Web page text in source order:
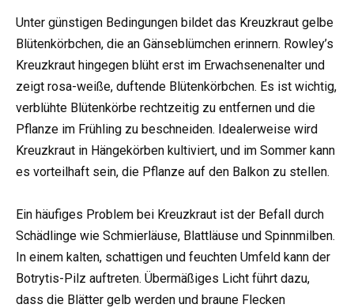
Unter günstigen Bedingungen bildet das Kreuzkraut gelbe
Blütenkörbchen, die an Gänseblümchen erinnern. Rowley’s
Kreuzkraut hingegen blüht erst im Erwachsenenalter und
zeigt rosa-weiße, duftende Blütenkörbchen. Es ist wichtig,
verblühte Blütenkörbe rechtzeitig zu entfernen und die
Pflanze im Frühling zu beschneiden. Idealerweise wird
Kreuzkraut in Hängekörben kultiviert, und im Sommer kann
es vorteilhaft sein, die Pflanze auf den Balkon zu stellen.
Ein häufiges Problem bei Kreuzkraut ist der Befall durch
Schädlinge wie Schmierläuse, Blattläuse und Spinnmilben.
In einem kalten, schattigen und feuchten Umfeld kann der
Botrytis-Pilz auftreten. Übermäßiges Licht führt dazu,
dass die Blätter gelb werden und braune Flecken